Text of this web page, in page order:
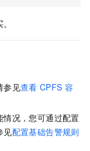
参见查看 CPFS 容
况，您可通过配置
见配置基础告警规则